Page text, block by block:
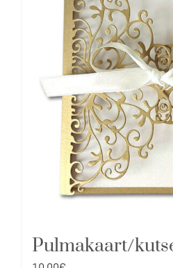
Pulmakaart/